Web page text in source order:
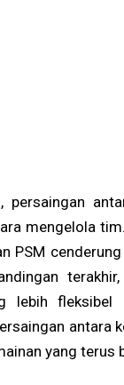
persaingan
mengelola
PSM
lebih
antara
yang terus